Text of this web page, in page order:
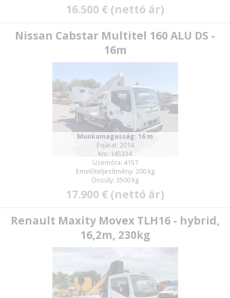
16.500 € (nettó ár)
Nissan Cabstar Multitel 160 ALU DS -
16m
Munkamagasság: 16 m
Évjárat: 2014
Km: 145334
Üzemóra: 4157
Emelőteljesítmény: 200 kg
Önsúly: 3500 kg
17.900 € (nettó ár)
Renault Maxity Movex TLH16 - hybrid,
16,2m, 230kg